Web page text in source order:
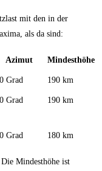
mit den in der
als da sind:
Azimut Mindesthöhe
Grad 190 km
Grad 190 km
Grad 180 km
Mindesthöhe ist